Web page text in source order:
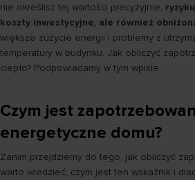
nie określisz tej wartości precyzyjnie,
koszty inwestycyjne, ale również
większe zużycie energii i problemy z
temperatury w budynku. Jak obliczyć
ciepło? Podpowiadamy w tym wpisie.
Czym jest
energetyczne domu?
Zanim przejdziemy do tego, jak obliczyć
warto wiedzieć, czym jest ten wskaźnik i